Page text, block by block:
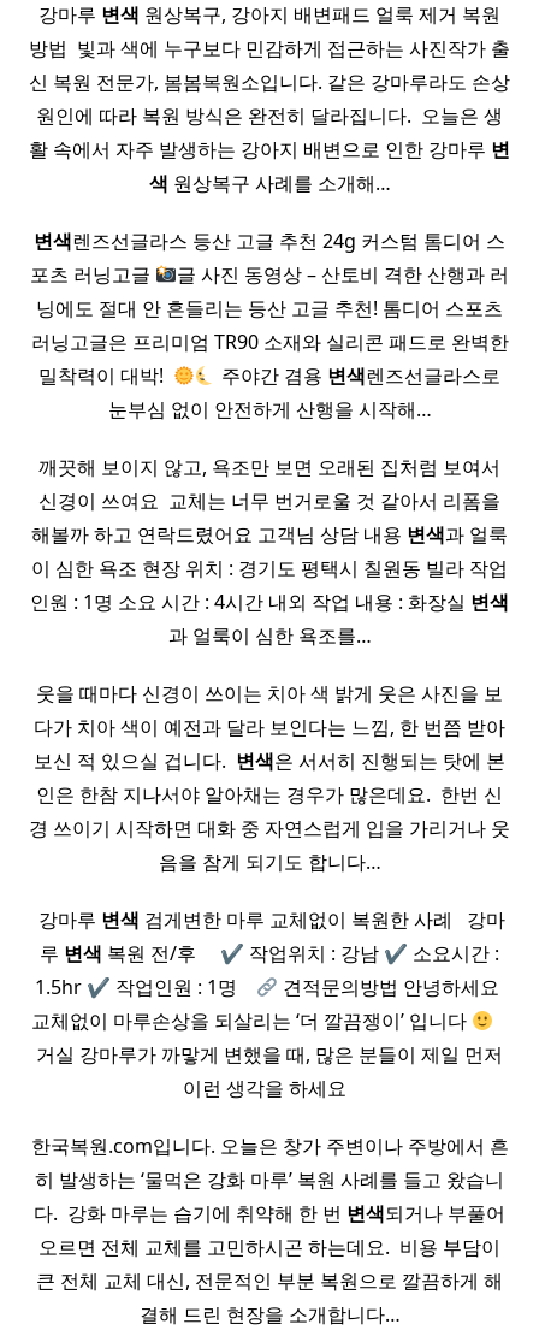
강마루 변색 원상복구, 강아지 배변패드 얼룩 제거 복원
방법 ​ 빛과 색에 누구보다 민감하게 접근하는 사진작가 출
신 복원 전문가, 봄봄복원소입니다. 같은 강마루라도 손상
원인에 따라 복원 방식은 완전히 달라집니다. ​ 오늘은 생
활 속에서 자주 발생하는 강아지 배변으로 인한 강마루 변
색 원상복구 사례를 소개해…
변색렌즈선글라스 등산 고글 추천 24g 커스텀 톰디어 스
포츠 러닝고글
글 사진 동영상 – 산토비 격한 산행과 러
닝에도 절대 안 흔들리는 등산 고글 추천! 톰디어 스포츠
러닝고글은 프리미엄 TR90 소재와 실리콘 패드로 완벽한
밀착력이 대박! ​
주야간 겸용 변색렌즈선글라스로
눈부심 없이 안전하게 산행을 시작해…
깨끗해 보이지 않고, 욕조만 보면 오래된 집처럼 보여서
신경이 쓰여요 ​ 교체는 너무 번거로울 것 같아서 리폼을
해볼까 하고 연락드렸어요 고객님 상담 내용 변색과 얼룩
이 심한 욕조 현장 위치 : 경기도 평택시 칠원동 빌라 작업
인원 : 1명 소요 시간 : 4시간 내외 작업 내용 : 화장실 변색
과 얼룩이 심한 욕조를…
웃을 때마다 신경이 쓰이는 치아 색 밝게 웃은 사진을 보
다가 치아 색이 예전과 달라 보인다는 느낌, 한 번쯤 받아
보신 적 있으실 겁니다. ​ 변색은 서서히 진행되는 탓에 본
인은 한참 지나서야 알아채는 경우가 많은데요. ​ 한번 신
경 쓰이기 시작하면 대화 중 자연스럽게 입을 가리거나 웃
음을 참게 되기도 합니다…
​ 강마루 변색 검게변한 마루 교체없이 복원한 사례 ​ ​ 강마
루 변색 복원 전/후 ​ ​ ​ ​ ✔︎ 작업위치 : 강남 ✔︎ 소요시간 :
1.5hr ✔︎ 작업인원 : 1명 ​ ​ ​
견적문의방법 안녕하세요 ​
교체없이 마루손상을 되살리는 ‘더 깔끔쟁이’ 입니다
거실 강마루가 까맣게 변했을 때, 많은 분들이 제일 먼저
이런 생각을 하세요 ​ ​
한국복원.com입니다. 오늘은 창가 주변이나 주방에서 흔
히 발생하는 ‘물먹은 강화 마루’ 복원 사례를 들고 왔습니
다. ​ 강화 마루는 습기에 취약해 한 번 변색되거나 부풀어
오르면 전체 교체를 고민하시곤 하는데요. ​ 비용 부담이
큰 전체 교체 대신, 전문적인 부분 복원으로 깔끔하게 해
결해 드린 현장을 소개합니다…